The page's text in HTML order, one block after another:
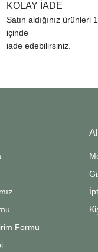
KOLAY İADE
Satın aldığınız ürünleri
içinde
iade edebilirsiniz.
Formu